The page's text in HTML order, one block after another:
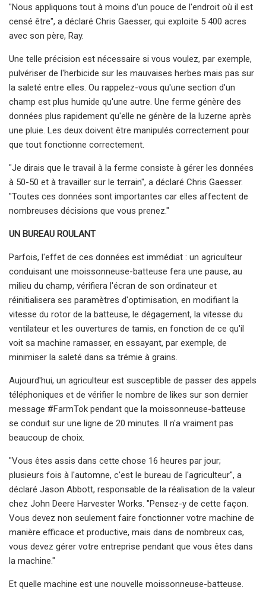
"Nous appliquons tout à moins d'un pouce de l'endroit où il est
censé être", a déclaré Chris Gaesser, qui exploite 5 400 acres
avec son père, Ray.
Une telle précision est nécessaire si vous voulez, par exemple,
pulvériser de l'herbicide sur les mauvaises herbes mais pas sur
la saleté entre elles. Ou rappelez-vous qu'une section d'un
champ est plus humide qu'une autre. Une ferme génère des
données plus rapidement qu'elle ne génère de la luzerne après
une pluie. Les deux doivent être manipulés correctement pour
que tout fonctionne correctement.
"Je dirais que le travail à la ferme consiste à gérer les données
à 50-50 et à travailler sur le terrain", a déclaré Chris Gaesser.
"Toutes ces données sont importantes car elles affectent de
nombreuses décisions que vous prenez."
UN BUREAU ROULANT
Parfois, l'effet de ces données est immédiat : un agriculteur
conduisant une moissonneuse-batteuse fera une pause, au
milieu du champ, vérifiera l'écran de son ordinateur et
réinitialisera ses paramètres d'optimisation, en modifiant la
vitesse du rotor de la batteuse, le dégagement, la vitesse du
ventilateur et les ouvertures de tamis, en fonction de ce qu'il
voit sa machine ramasser, en essayant, par exemple, de
minimiser la saleté dans sa trémie à grains.
Aujourd'hui, un agriculteur est susceptible de passer des appels
téléphoniques et de vérifier le nombre de likes sur son dernier
message #FarmTok pendant que la moissonneuse-batteuse
se conduit sur une ligne de 20 minutes. Il n'a vraiment pas
beaucoup de choix.
"Vous êtes assis dans cette chose 16 heures par jour;
plusieurs fois à l'automne, c'est le bureau de l'agriculteur", a
déclaré Jason Abbott, responsable de la réalisation de la valeur
chez John Deere Harvester Works. "Pensez-y de cette façon.
Vous devez non seulement faire fonctionner votre machine de
manière efficace et productive, mais dans de nombreux cas,
vous devez gérer votre entreprise pendant que vous êtes dans
la machine."
Et quelle machine est une nouvelle moissonneuse-batteuse.